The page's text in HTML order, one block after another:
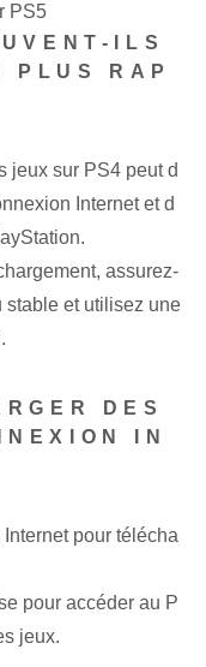
PS5
ILS
PLUS RAP
jeux sur PS4 peut d
Internet et d
assurez-
stable et utilisez une
DES
IN
pour télécha
pour accéder au P
jeux.